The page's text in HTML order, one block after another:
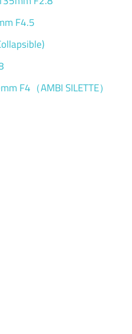
F4.5
F4（AMBI SILETTE）